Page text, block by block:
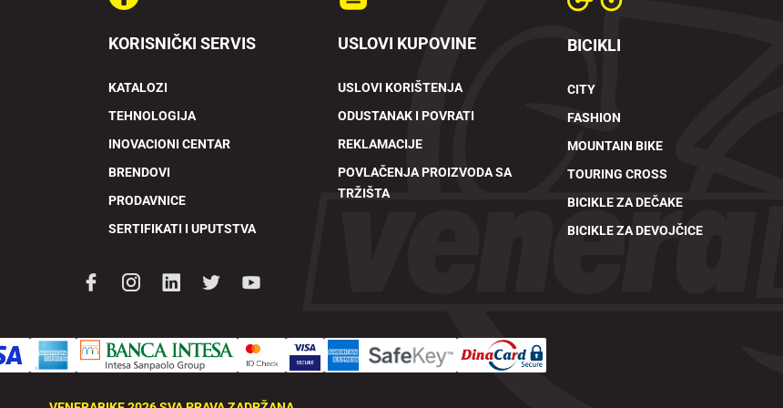
KORISNIČKI SERVIS
KATALOZI
TEHNOLOGIJA
INOVACIONI CENTAR
BRENDOVI
PRODAVNICE
SERTIFIKATI I UPUTSTVA
USLOVI KUPOVINE
USLOVI KORIŠTENJA
ODUSTANAK I POVRATI
REKLAMACIJE
POVLAČENJA PROIZVODA SA
TRŽIŠTA
BICIKLI
CITY
FASHION
MOUNTAIN BIKE
TOURING CROSS
BICIKLE ZA DEČAKE
BICIKLE ZA DEVOJČICE